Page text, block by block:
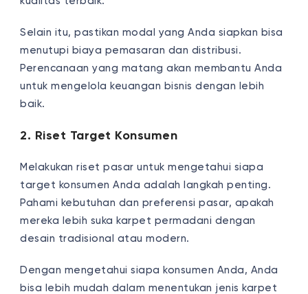
Selain itu, pastikan modal yang Anda siapkan bisa
menutupi biaya pemasaran dan distribusi.
Perencanaan yang matang akan membantu Anda
untuk mengelola keuangan bisnis dengan lebih
baik.
2. Riset Target Konsumen
Melakukan riset pasar untuk mengetahui siapa
target konsumen Anda adalah langkah penting.
Pahami kebutuhan dan preferensi pasar, apakah
mereka lebih suka karpet permadani dengan
desain tradisional atau modern.
Dengan mengetahui siapa konsumen Anda, Anda
bisa lebih mudah dalam menentukan jenis karpet